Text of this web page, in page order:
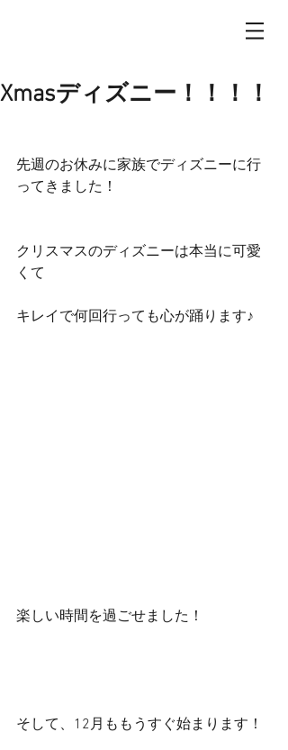
Xmasディズニー！！！！
先週のお休みに家族でディズニーに行
ってきました！
クリスマスのディズニーは本当に可愛
くて
キレイで何回行っても心が踊ります♪
楽しい時間を過ごせました！
そして、12月ももうすぐ始まります！